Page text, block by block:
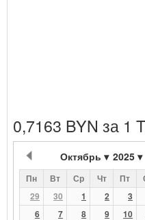
0,7163 BYN за 1
Октябрь 2025
Пн Вт Ср Чт Пт
29
30 1 2 3
6
7 8 9 10